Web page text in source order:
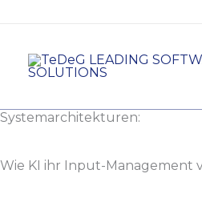
springen
Systemarchitekturen:
Wie KI ihr Input-Management